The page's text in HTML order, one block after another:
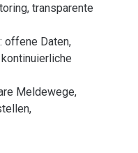
transparente
: offene Daten,
Meldewege,